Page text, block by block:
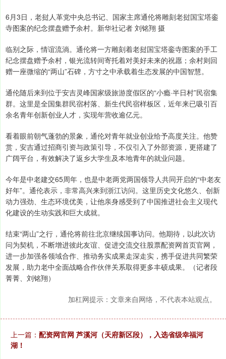
6月3日，老挝人革党中央总书记、国家主席通伦将雕刻老挝国宝塔銮
寺图案的纪念摆盘赠予余村。新华社记者 刘铭翔 摄
临别之际，情谊流淌。通伦将一方雕刻着老挝国宝塔銮寺图案的手工
纪念摆盘赠予余村，银光流转间寄托着对美好未来的祝愿；余村则回
赠一座微缩的“两山”石碑，方寸之中承载着生态发展的中国智慧。
通伦随后来到位于安吉灵峰国家级旅游度假区的“小瘾·半日村”民宿集
群。这里是全国集群民宿村落、新生代民宿样板区，近年来已吸引百
余名青年创新创业人才，实现年营收逾亿元。
看着眼前朝气蓬勃的景象，通伦对青年就业创业给予高度关注。他赞
赏，安吉通过招商引资与政策引导，不仅引入了外部资源，更搭建了
广阔平台，有效解决了返乡大学生及本地青年的就业问题。
今年是中老建交65周年，也是中老两党两国领导人共同开启的“中老友
好年”。通伦表示，非常高兴来到浙江访问。这里历史文化悠久、创新
动力强劲、生态环境优美，让他亲身感受到了中国推进社会主义现代
化建设的生动实践和巨大成就。
结束“两山”之行，通伦将前往北京继续国事访问。他期待，以此次访
问为契机，不断增进彼此友谊、促进交流交往股票配资网首页官网，
进一步加强各领域合作、推动务实成果走深走实，携手促进共同繁荣
发展，助力老中全面战略合作伙伴关系取得更多丰硕成果。（记者段
菁菁、刘铭翔）
加杠网提示：文章来自网络，不代表本站观点。
上一篇： 配资网官网 芦溪河（天府新区段），入选省级幸福河
湖！